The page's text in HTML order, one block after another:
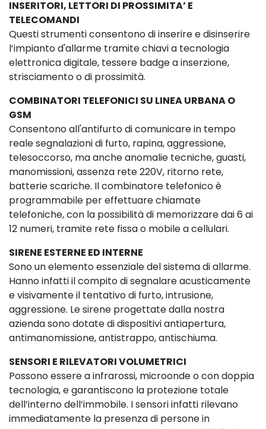
INSERITORI, LETTORI DI PROSSIMITA’ E
TELECOMANDI
Questi strumenti consentono di inserire e disinserire
l’impianto d'allarme tramite chiavi a tecnologia
elettronica digitale, tessere badge a inserzione,
strisciamento o di prossimità.
COMBINATORI TELEFONICI SU LINEA URBANA O
GSM
Consentono all'antifurto di comunicare in tempo
reale segnalazioni di furto, rapina, aggressione,
telesoccorso, ma anche anomalie tecniche, guasti,
manomissioni, assenza rete 220V, ritorno rete,
batterie scariche. Il combinatore telefonico è
programmabile per effettuare chiamate
telefoniche, con la possibilità di memorizzare dai 6 ai
12 numeri, tramite rete fissa o mobile a cellulari.
SIRENE ESTERNE ED INTERNE
Sono un elemento essenziale del sistema di allarme.
Hanno infatti il compito di segnalare acusticamente
e visivamente il tentativo di furto, intrusione,
aggressione. Le sirene progettate dalla nostra
azienda sono dotate di dispositivi antiapertura,
antimanomissione, antistrappo, antischiuma.
SENSORI E RILEVATORI VOLUMETRICI
Possono essere a infrarossi, microonde o con doppia
tecnologia, e garantiscono la protezione totale
dell’interno dell’immobile. I sensori infatti rilevano
immediatamente la presenza di persone in